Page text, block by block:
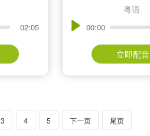
02:05
粤语
00:00
立即配音
3 4 5 下一页 尾页